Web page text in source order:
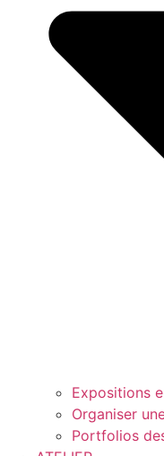
Expositions
Organiser
Portfolios